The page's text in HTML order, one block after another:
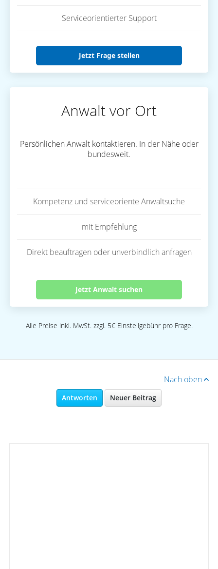
Serviceorientierter Support
Jetzt Frage stellen
Anwalt vor Ort
Persönlichen Anwalt kontaktieren. In der Nähe oder
bundesweit.
Kompetenz und serviceoriente Anwaltsuche
mit Empfehlung
Direkt beauftragen oder unverbindlich anfragen
Jetzt Anwalt suchen
Alle Preise inkl. MwSt. zzgl. 5€ Einstellgebühr pro Frage.
Nach oben
Antworten Neuer Beitrag